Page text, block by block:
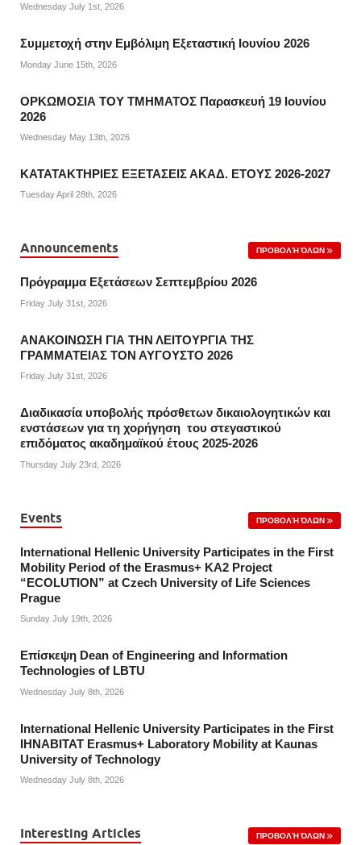
Wednesday July 1st, 2026
Συμμετοχή στην Εμβόλιμη Εξεταστική Ιουνίου 2026
Monday June 15th, 2026
ΟΡΚΩΜΟΣΙΑ ΤΟΥ ΤΜΗΜΑΤΟΣ Παρασκευή 19 Ιουνίου
2026
Wednesday May 13th, 2026
ΚΑΤΑΤΑΚΤΗΡΙΕΣ ΕΞΕΤΑΣΕΙΣ ΑΚΑΔ. ΕΤΟΥΣ 2026-2027
Tuesday April 28th, 2026
Announcements ΠΡΟΒΟΛΉ ΌΛΩΝ
Πρόγραμμα Εξετάσεων Σεπτεμβρίου 2026
Friday July 31st, 2026
ΑΝΑΚΟΙΝΩΣΗ ΓΙΑ ΤΗΝ ΛΕΙΤΟΥΡΓΙΑ ΤΗΣ
ΓΡΑΜΜΑΤΕΙΑΣ ΤΟΝ ΑΥΓΟΥΣΤΟ 2026
Friday July 31st, 2026
Διαδικασία υποβολής πρόσθετων δικαιολογητικών και
ενστάσεων για τη χορήγηση του στεγαστικού
επιδόματος ακαδημαϊκού έτους 2025-2026
Thursday July 23rd, 2026
Events ΠΡΟΒΟΛΉ ΌΛΩΝ
International Hellenic University Participates in the First
Mobility Period of the Erasmus+ KA2 Project
“ECOLUTION” at Czech University of Life Sciences
Prague
Sunday July 19th, 2026
Επίσκεψη Dean of Engineering and Information
Technologies of LBTU
Wednesday July 8th, 2026
International Hellenic University Participates in the First
IHNABITAT Erasmus+ Laboratory Mobility at Kaunas
University of Technology
Wednesday July 8th, 2026
Interesting Articles ΠΡΟΒΟΛΉ ΌΛΩΝ